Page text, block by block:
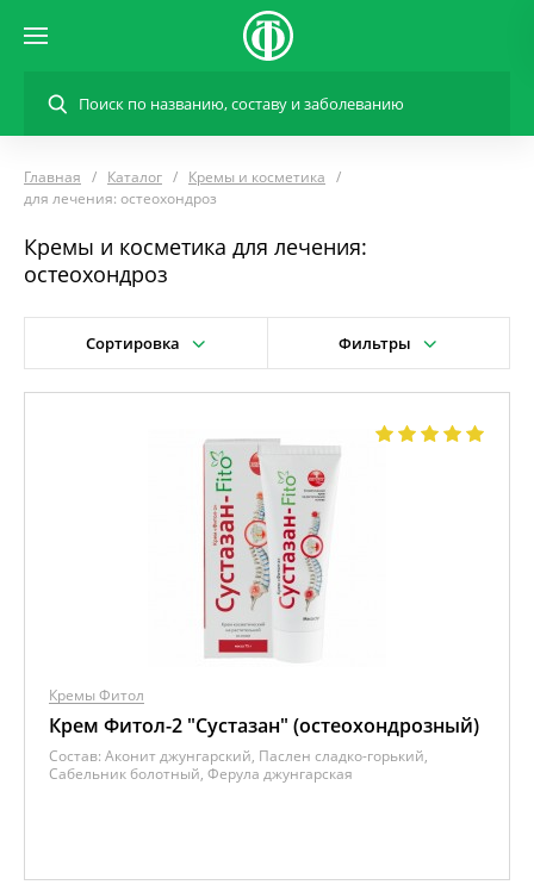
Главная Каталог
Кремы и косметика
для лечения: остеохондроз
Кремы и косметика для лечения:
остеохондроз
Сортировка Фильтры
Кремы Фитол
Крем Фитол-2 "Сустазан" (остеохондрозный)
Состав: Аконит джунгарский, Паслен сладко-горький,
Сабельник болотный, Ферула джунгарская